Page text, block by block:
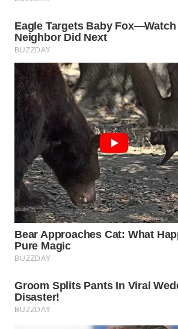
WN
SAMOSIR
WN
PADANG
LAWAS
WN
SUMEDANG
WN
CIANJUR
WN
KEPULAUAN
SERIBU
WN
TANGERANG